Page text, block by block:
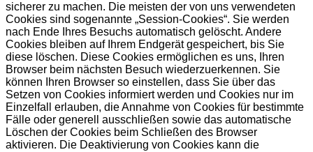
sicherer zu machen. Die meisten der von uns verwendeten
Cookies sind sogenannte „Session-Cookies“. Sie werden
nach Ende Ihres Besuchs automatisch gelöscht. Andere
Cookies bleiben auf Ihrem Endgerät gespeichert, bis Sie
diese löschen. Diese Cookies ermöglichen es uns, Ihren
Browser beim nächsten Besuch wiederzuerkennen. Sie
können Ihren Browser so einstellen, dass Sie über das
Setzen von Cookies informiert werden und Cookies nur im
Einzelfall erlauben, die Annahme von Cookies für bestimmte
Fälle oder generell ausschließen sowie das automatische
Löschen der Cookies beim Schließen des Browser
aktivieren. Die Deaktivierung von Cookies kann die